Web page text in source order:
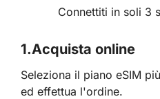
Connettiti in soli 3
1.Acquista online
Seleziona il piano eSIM
ed effettua l'ordine.